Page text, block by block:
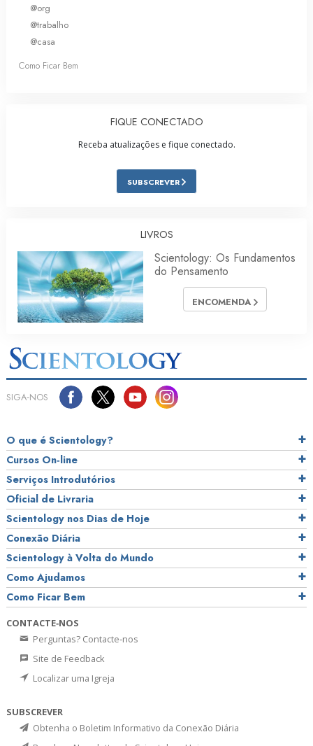
@org
@trabalho
@casa
Como Ficar Bem
FIQUE CONECTADO
Receba atualizações e fique conectado.
SUBSCREVER
LIVROS
Scientology: Os Fundamentos
do Pensamento
ENCOMENDA
SIGA‑NOS
O que é Scientology?
Cursos On‑line
Serviços Introdutórios
Oficial de Livraria
Scientology nos Dias de Hoje
Conexão Diária
Scientology à Volta do Mundo
Como Ajudamos
Como Ficar Bem
CONTACTE‑NOS
Perguntas? Contacte‑nos
Site de Feedback
Localizar uma Igreja
SUBSCREVER
Obtenha o Boletim Informativo da Conexão Diária